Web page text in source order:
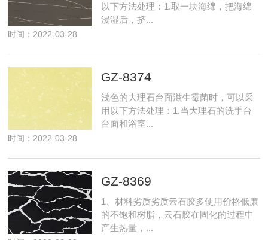
以下方法处理：1.取一块海绵，把海绵
浸湿后，挤...
时间：2022-03-28
GZ-8374
浅色的大理石台面滋生霉菌时，可以采
用以下方法处理：1.当大理石的洗手台
台面和浴室...
时间：2022-03-28
GZ-8369
1、材料劣质劣质云石胶多使用价格低廉
的不饱和树脂，云石胶在固化的过程中
产生热量，...